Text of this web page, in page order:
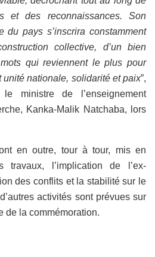
et des reconnaissances. Son
pays s’inscrira constamment
collective, d’un bien
qui reviennent le plus pour
unité nationale, solidarité et paix”,
ministre de l’enseignement
Kanka-Malik Natchaba, lors
en outre, tour à tour, mis en
l’implication de l’ex-
des conflits et la stabilité sur le
activités sont prévues sur
de la commémoration.